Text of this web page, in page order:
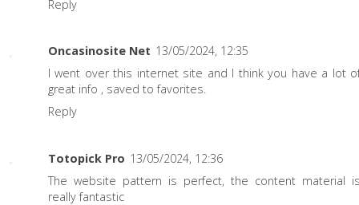
Reply
Oncasinosite Net 13/05/2024, 12:35
I went over this internet site and I think you have a lot
great info , saved to favorites.
Reply
Totopick Pro 13/05/2024, 12:36
The website pattern is perfect, the content material
really fantastic